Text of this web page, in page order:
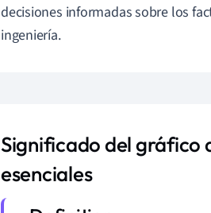
decisiones informadas sobre los
ingeniería.
Significado del gráfico
esenciales